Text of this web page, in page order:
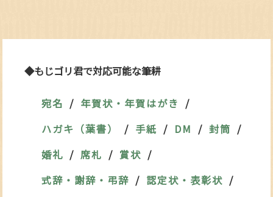
◆もじゴリ君で対応可能な筆耕
宛名
年賀状・年賀はがき
ハガキ（葉書）
手紙 DM
封筒
婚礼
席札
賞状
式辞・謝辞・弔辞
認定状・表彰状